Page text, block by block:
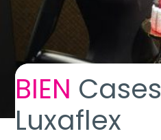
BIEN Cases
Luxaflex